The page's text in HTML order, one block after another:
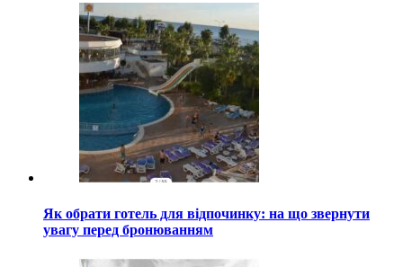
Як обрати готель для відпочинку: на що звернути
увагу перед бронюванням